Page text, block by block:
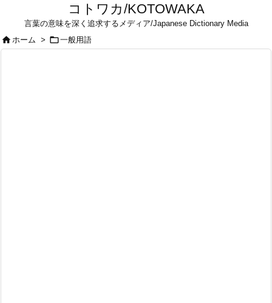
コトワカ/KOTOWAKA
言葉の意味を深く追求するメディア/Japanese Dictionary Media
ホーム > 一般用語